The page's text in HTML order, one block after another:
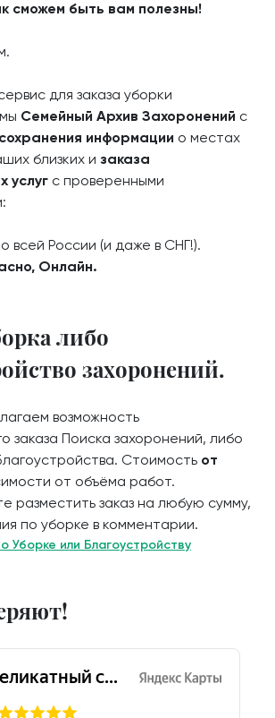
сможем быть вам полезны!
для заказа уборки
Семейный Архив Захоронений с
сохранения информации о местах
близких и заказа
услуг с проверенными
всей России (и даже в СНГ!).
Онлайн.
либо
захоронений.
возможность
заказа Поиска захоронений, либо
Стоимость от
от объёма работ.
разместить заказ на любую сумму,
по уборке в комментарии.
Уборке или Благоустройству